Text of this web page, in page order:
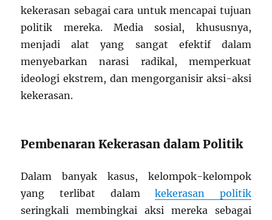
kekerasan sebagai cara untuk mencapai tujuan
politik mereka. Media sosial, khususnya,
menjadi alat yang sangat efektif dalam
menyebarkan narasi radikal, memperkuat
ideologi ekstrem, dan mengorganisir aksi-aksi
kekerasan.
Pembenaran Kekerasan dalam Politik
Dalam banyak kasus, kelompok-kelompok
yang terlibat dalamkekerasan politik
seringkali membingkai aksi mereka sebagai